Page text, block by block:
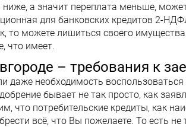
ниже, а значит переплата меньше,
для банковских кредитов 2-
то можете лишиться своего
что имеет.
– требования к
даже необходимость
бывает не так просто, как
что потребительские кредиты, как
всё, что Вы пожелаете. То есть не